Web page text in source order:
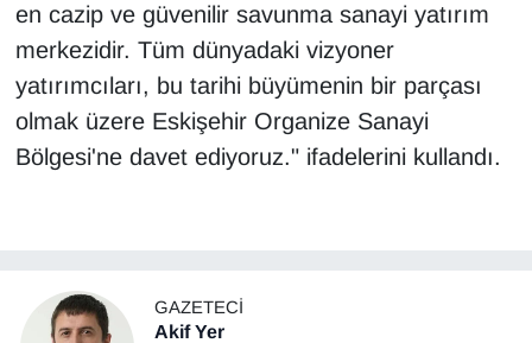
en cazip ve güvenilir savunma sanayi yatırım
merkezidir. Tüm dünyadaki vizyoner
yatırımcıları, bu tarihi büyümenin bir parçası
olmak üzere Eskişehir Organize Sanayi
Bölgesi'ne davet ediyoruz." ifadelerini kullandı.
GAZETECI
Akif Yer